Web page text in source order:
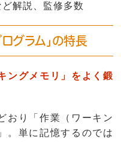
ど解説、監修多数
グラム」の特長
ングメモリ」 をよく鍛
おり「作業（ワーキン
。単に記憶するのでは